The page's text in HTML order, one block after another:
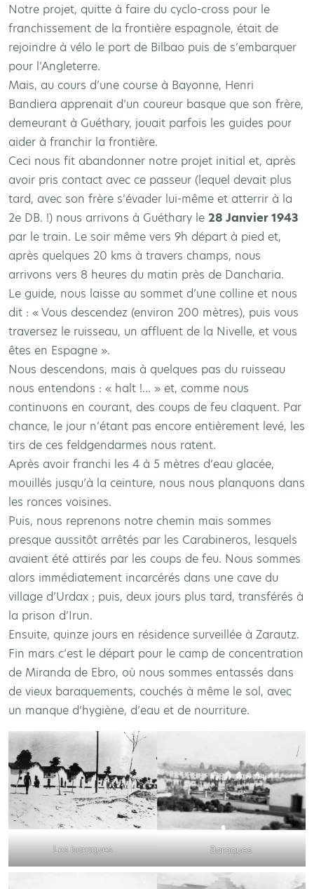
Notre projet, quitte à faire du cyclo-cross pour le
franchissement de la frontière espagnole, était de
rejoindre à vélo le port de Bilbao puis de s’embarquer
pour l’Angleterre.
Mais, au cours d’une course à Bayonne, Henri
Bandiera apprenait d’un coureur basque que son frère,
demeurant à Guéthary, jouait parfois les guides pour
aider à franchir la frontière.
Ceci nous fit abandonner notre projet initial et, après
avoir pris contact avec ce passeur (lequel devait plus
tard, avec son frère s’évader lui-même et atterrir à la
2e DB. !) nous arrivons à Guéthary le 28 Janvier 1943
par le train. Le soir même vers 9h départ à pied et,
après quelques 20 kms à travers champs, nous
arrivons vers 8 heures du matin près de Dancharia.
Le guide, nous laisse au sommet d’une colline et nous
dit : « Vous descendez (environ 200 mètres), puis vous
traversez le ruisseau, un affluent de la Nivelle, et vous
êtes en Espagne ».
Nous descendons, mais à quelques pas du ruisseau
nous entendons : « halt !… » et, comme nous
continuons en courant, des coups de feu claquent. Par
chance, le jour n’étant pas encore entièrement levé, les
tirs de ces feldgendarmes nous ratent.
Après avoir franchi les 4 à 5 mètres d’eau glacée,
mouillés jusqu’à la ceinture, nous nous planquons dans
les ronces voisines.
Puis, nous reprenons notre chemin mais sommes
presque aussitôt arrêtés par les Carabineros, lesquels
avaient été attirés par les coups de feu. Nous sommes
alors immédiatement incarcérés dans une cave du
village d’Urdax ; puis, deux jours plus tard, transférés à
la prison d’Irun.
Ensuite, quinze jours en résidence surveillée à Zarautz.
Fin mars c’est le départ pour le camp de concentration
de Miranda de Ebro, où nous sommes entassés dans
de vieux baraquements, couchés à même le sol, avec
un manque d’hygiène, d’eau et de nourriture.
Les baraques Baraques